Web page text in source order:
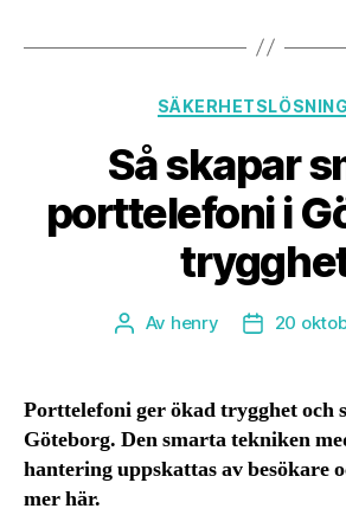
Så skapar
porttelefoni i
Inläggsförfattare
Av henry 20
Porttelefoni ger ökad trygghet och
Göteborg. Den smarta tekniken
hantering uppskattas av besökare
mer här.